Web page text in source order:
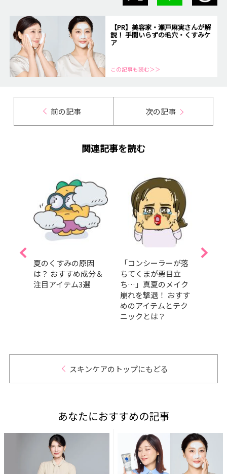
【PR】美容家・瀬戸麻実さんが解
説！ 手間いらずの毛穴・くすみケ
ア
この記事も読む＞＞
前の記事 次の記事
関連記事を読む
夏のくすみの原因
は？ おすすめ成分＆
注目アイテム3選
「コンシーラーが落
ちてくまが悪目立
ち…」真夏のメイク
崩れを撃退！ おすす
めのアイテムとテク
ニックとは？
スキンケアのトップにもどる
あなたにおすすめの記事